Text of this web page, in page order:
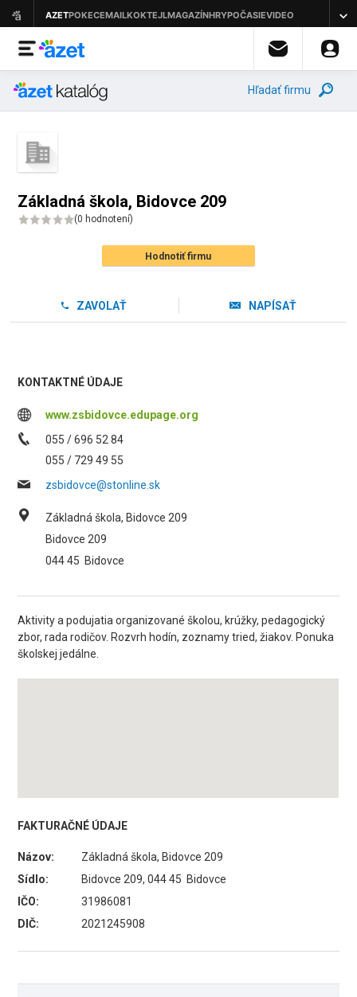
Hľadať firmu
Základná škola, Bidovce 209
(0 hodnotení)
Hodnotiť firmu
ZAVOLAŤ NAPÍSAŤ
KONTAKTNÉ ÚDAJE
www.zsbidovce.edupage.org
055 / 696 52 84
055 / 729 49 55
zsbidovce@stonline.sk
Základná škola, Bidovce 209
Bidovce 209
044 45 Bidovce
Aktivity a podujatia organizované školou, krúžky, pedagogický
zbor, rada rodičov. Rozvrh hodín, zoznamy tried, žiakov. Ponuka
školskej jedálne.
FAKTURAČNÉ ÚDAJE
Názov:
Základná škola, Bidovce 209
Sídlo:
Bidovce 209, 044 45 Bidovce
IČO:
31986081
DIČ:
2021245908